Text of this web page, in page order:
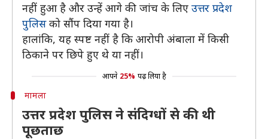
नहीं हुआ है और उन्हें आगे की जांच के लिए उत्तर प्रदेश
पुलिसको सौंप दिया गया है।
हालांकि, यह स्पष्ट नहीं है कि आरोपी अंबाला में किसी
ठिकाने पर छिपे हुए थे या नहीं।
आपने 25% पढ़ लिया है
मामला
उत्तर प्रदेश पुलिस ने संदिग्धों से की थी
पूछताछ